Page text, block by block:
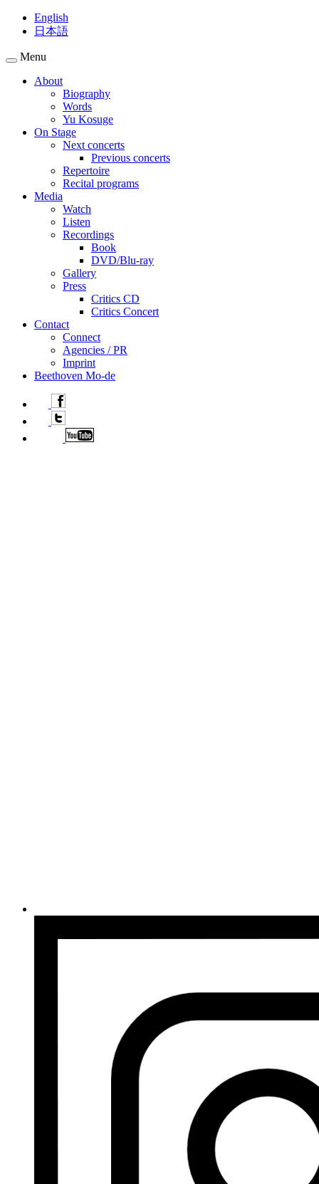
English
日本語
Menu
About
Biography
Words
Yu Kosuge
On Stage
Next concerts
Previous concerts
Repertoire
Recital programs
Media
Watch
Listen
Recordings
Book
DVD/Blu-ray
Gallery
Press
Critics CD
Critics Concert
Contact
Connect
Agencies / PR
Imprint
Beethoven Mo-de